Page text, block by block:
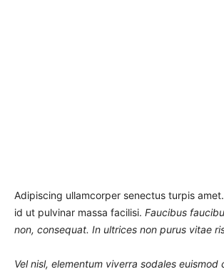
Adipiscing ullamcorper senectus turpis
id ut pulvinar massa facilisi. Faucibus
non, consequat. In ultrices non purus vitae
Vel nisl, elementum viverra sodales euismod